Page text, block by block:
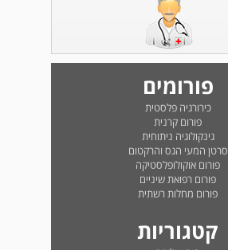
פורומים
כירורגיה פלסטית
פורום קרנית
גינקולוגיה ניתוחית
סרטן המעי הגס והרקטום
פורום אוקולופלסטיקה
פורום רפואת שיניים
פורום מחלות רשתית
קטגוריות